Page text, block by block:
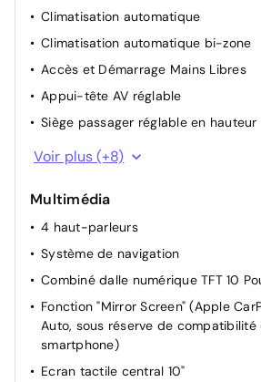
Climatisation automatique
Climatisation automatique bi-zone
Accès et Démarrage Mains Libres
Appui-tête AV réglable
Siège passager réglable en hauteur
Siège conducteur avec réglage
Siège conducteur avec réglage
Lève-vitres AR électriques
Rétroviseur intérieur Jour / Nuit
Projecteurs réglables manuellement
Allumage automatique des feux de
Commutation automatique des
croisement
Miroir de courtoisie occultable sans
Voir plus (+8)
Multimédia
4 haut-parleurs
Système de navigation
Combiné dalle numérique TFT 10
Fonction "Mirror Screen" (Apple
Auto, sous réserve de compatibilité
smartphone)
Ecran tactile central 10"